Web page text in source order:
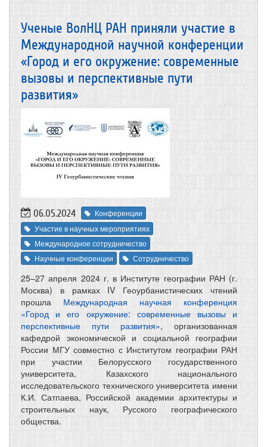
Ученые ВолНЦ РАН приняли участие в
Международной научной конференции
«Город и его окружение: современные
вызовы и перспективные пути
развития»
06.05.2024
Конференции
Участие в научных мероприятиях
Международное сотрудничество
Научные конференции
Сотрудничество
25–27 апреля 2024 г. в Институте географии РАН (г.
Москва) в рамках IV Геоурбанистических чтений
прошла Международная научная конференция
«Город и его окружение: современные вызовы и
перспективные пути развития», организованная
кафедрой экономической и социальной географии
России МГУ совместно с Институтом географии РАН
при участии Белорусского государственного
университета, Казахского национального
исследовательского технического университета имени
К.И. Сатпаева, Российской академии архитектуры и
строительных наук, Русского географического
общества.